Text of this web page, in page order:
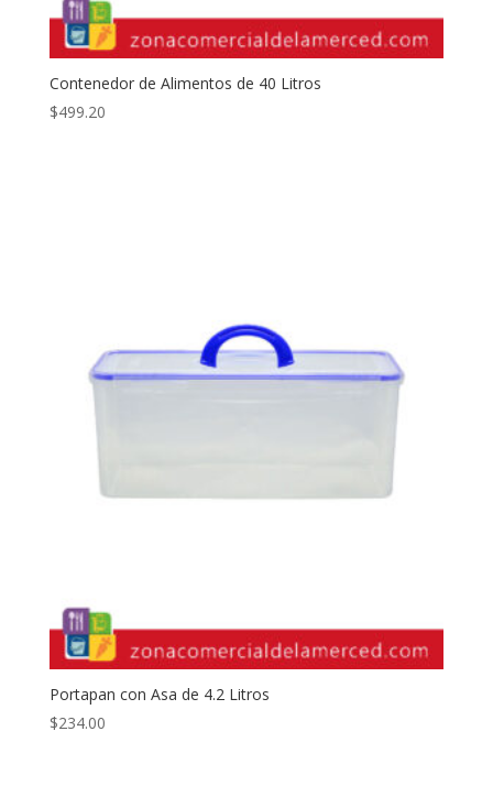
Contenedor de Alimentos de 40 Litros
$499.20
Portapan con Asa de 4.2 Litros
$234.00